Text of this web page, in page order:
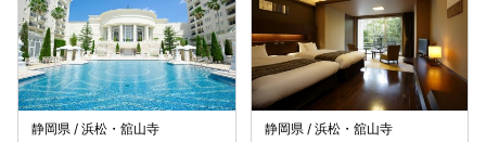
静岡県 / 浜松・舘山寺 静岡県 / 浜松・舘山寺